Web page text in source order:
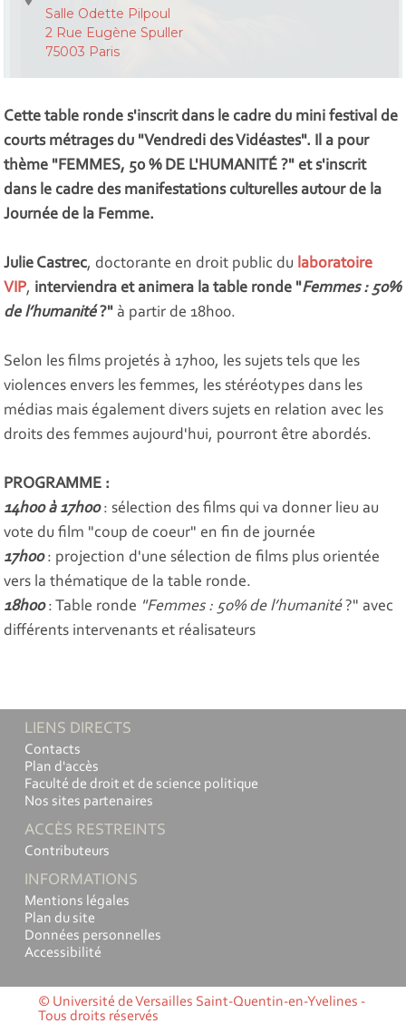
Salle Odette Pilpoul
2 Rue Eugène Spuller
75003 Paris
Cette table ronde s'inscrit dans le cadre du mini festival de
courts métrages du "Vendredi des Vidéastes". Il a pour
thème "FEMMES, 50 % DE L'HUMANITÉ ?" et s'inscrit
dans le cadre des manifestations culturelles autour de la
Journée de la Femme.
Julie Castrec, doctorante en droit public du laboratoire
VIP, interviendra et animera la table ronde "Femmes : 50%
de l’humanité?" à partir de 18h00.
Selon les films projetés à 17h00, les sujets tels que les
violences envers les femmes, les stéréotypes dans les
médias mais également divers sujets en relation avec les
droits des femmes aujourd'hui, pourront être abordés.
PROGRAMME :
14h00 à 17h00: sélection des films qui va donner lieu au
vote du film "coup de coeur" en fin de journée
17h00: projection d'une sélection de films plus orientée
vers la thématique de la table ronde.
18h00: Table ronde "Femmes : 50% de l’humanité?" avec
différents intervenants et réalisateurs
LIENS DIRECTS
Contacts
Plan d'accès
Faculté de droit et de science politique
Nos sites partenaires
ACCÈS RESTREINTS
Contributeurs
INFORMATIONS
Mentions légales
Plan du site
Données personnelles
Accessibilité
© Université de Versailles Saint-Quentin-en-Yvelines -
Tous droits réservés